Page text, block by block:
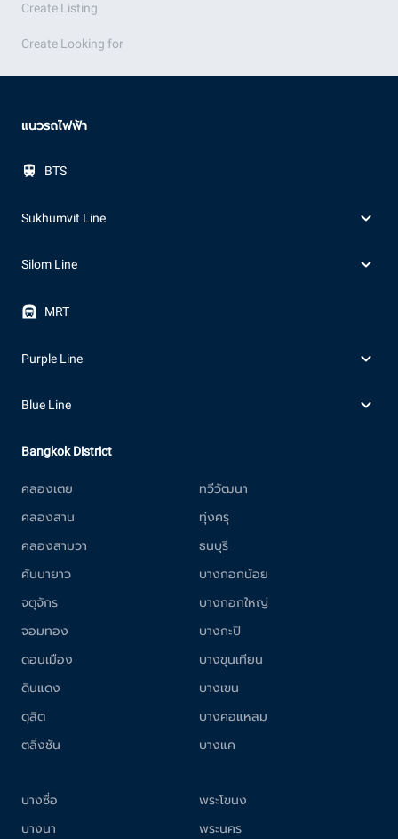
Create Listing
Create Looking for
แนวรถไฟฟ้า
BTS
Sukhumvit Line
Silom Line
MRT
Purple Line
Blue Line
Bangkok District
คลองเตย
คลองสาน
คลองสามวา
คันนายาว
จตุจักร
จอมทอง
ดอนเมือง
ดินแดง
ดุสิต
ตลิ่งชัน
ทวีวัฒนา
ทุ่งครุ
ธนบุรี
บางกอกน้อย
บางกอกใหญ่
บางกะปิ
บางขุนเทียน
บางเขน
บางคอแหลม
บางแค
บางซื่อ
บางนา
พระโขนง
พระนคร